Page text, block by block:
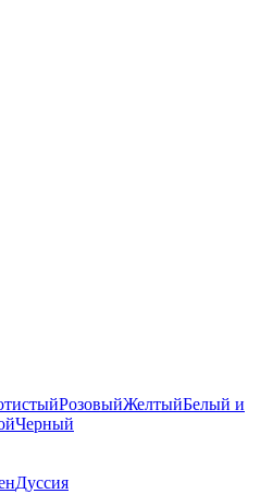
РозовыйЖелтыйБелый и
Черный
Дуссия